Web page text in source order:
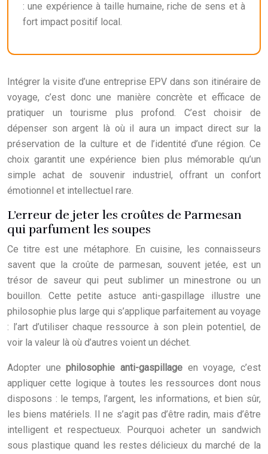
: une expérience à taille humaine, riche de sens et à
fort impact positif local.
Intégrer la visite d’une entreprise EPV dans son itinéraire de
voyage, c’est donc une manière concrète et efficace de
pratiquer un tourisme plus profond. C’est choisir de
dépenser son argent là où il aura un impact direct sur la
préservation de la culture et de l’identité d’une région. Ce
choix garantit une expérience bien plus mémorable qu’un
simple achat de souvenir industriel, offrant un confort
émotionnel et intellectuel rare.
L’erreur de jeter les croûtes de Parmesan
qui parfument les soupes
Ce titre est une métaphore. En cuisine, les connaisseurs
savent que la croûte de parmesan, souvent jetée, est un
trésor de saveur qui peut sublimer un minestrone ou un
bouillon. Cette petite astuce anti-gaspillage illustre une
philosophie plus large qui s’applique parfaitement au voyage
: l’art d’utiliser chaque ressource à son plein potentiel, de
voir la valeur là où d’autres voient un déchet.
Adopter unephilosophie anti-gaspillage en voyage, c’est
appliquer cette logique à toutes les ressources dont nous
disposons : le temps, l’argent, les informations, et bien sûr,
les biens matériels. Il ne s’agit pas d’être radin, mais d’être
intelligent et respectueux. Pourquoi acheter un sandwich
sous plastique quand les restes délicieux du marché de la